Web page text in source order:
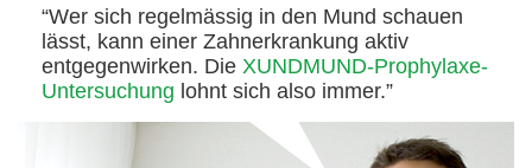
“Wer sich regelmässig in den Mund schauen
lässt, kann einer Zahnerkrankung aktiv
entgegenwirken. Die XUNDMUND-Prophylaxe-
Untersuchung lohnt sich also immer.”